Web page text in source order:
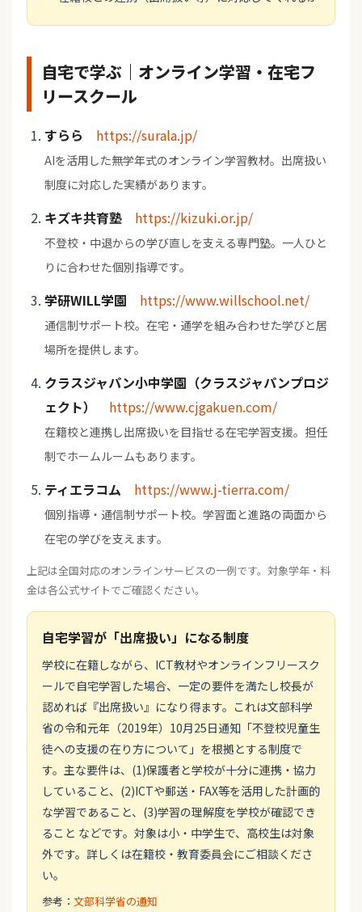
自宅で学ぶ｜オンライン学習・在宅フ
リースクール
すらら https://surala.jp/
AIを活用した無学年式のオンライン学習教材。出席扱い
制度に対応した実績があります。
キズキ共育塾 https://kizuki.or.jp/
不登校・中退からの学び直しを支える専門塾。一人ひと
りに合わせた個別指導です。
学研WILL学園 https://www.willschool.net/
通信制サポート校。在宅・通学を組み合わせた学びと居
場所を提供します。
クラスジャパン小中学園（クラスジャパンプロジ
ェクト）
https://www.cjgakuen.com/
在籍校と連携し出席扱いを目指せる在宅学習支援。担任
制でホームルームもあります。
ティエラコム https://www.j-tierra.com/
個別指導・通信制サポート校。学習面と進路の両面から
在宅の学びを支えます。
上記は全国対応のオンラインサービスの一例です。対象学年・料
金は各公式サイトでご確認ください。
自宅学習が「出席扱い」になる制度
学校に在籍しながら、ICT教材やオンラインフリースク
ールで自宅学習した場合、一定の要件を満たし校長が
認めれば『出席扱い』になり得ます。これは文部科学
省の令和元年（2019年）10月25日通知「不登校児童生
徒への支援の在り方について」を根拠とする制度で
す。主な要件は、(1)保護者と学校が十分に連携・協力
していること、(2)ICTや郵送・FAX等を活用した計画的
な学習であること、(3)学習の理解度を学校が確認でき
ること などです。対象は小・中学生で、高校生は対象
外です。詳しくは在籍校・教育委員会にご相談くださ
い。
参考： 文部科学省の通知